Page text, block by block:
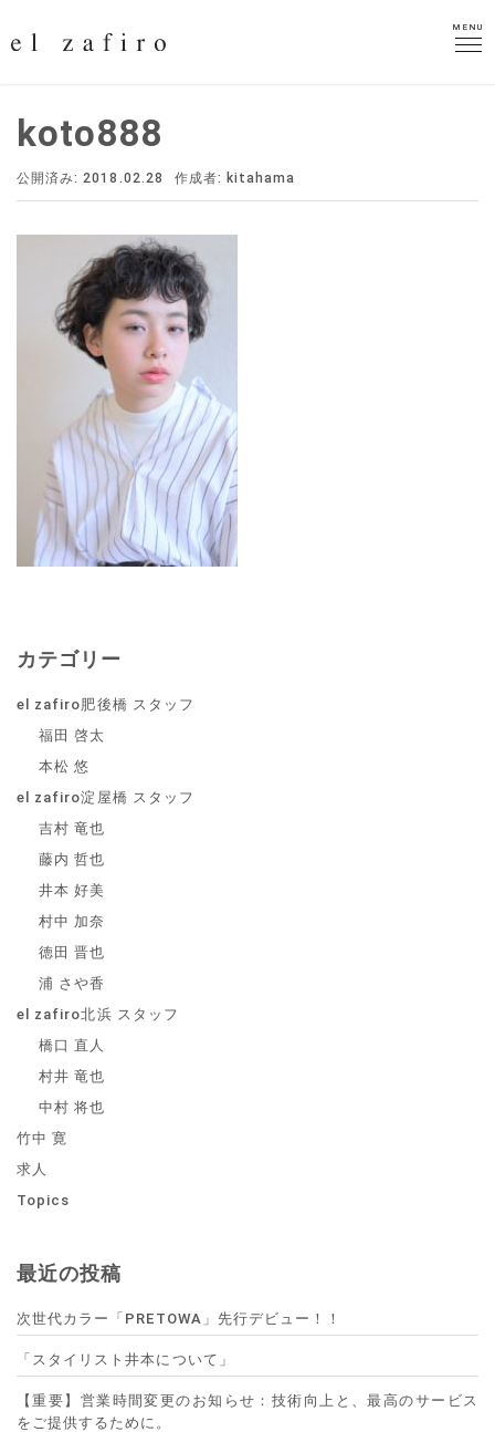
MENU
MENU
koto888
公開済み: 2018.02.28 作成者: kitahama
カテゴリー
el zafiro肥後橋 スタッフ
福田 啓太
本松 悠
el zafiro淀屋橋 スタッフ
吉村 竜也
藤内 哲也
井本 好美
村中 加奈
徳田 晋也
浦 さや香
el zafiro北浜 スタッフ
橋口 直人
村井 竜也
中村 将也
竹中 寛
求人
Topics
最近の投稿
次世代カラー「PRETOWA」先行デビュー！！
「スタイリスト井本について」
【重要】営業時間変更のお知らせ：技術向上と、最高のサービス
をご提供するために。